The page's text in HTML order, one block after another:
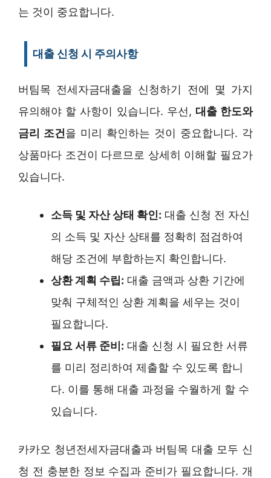
는 것이 중요합니다.
대출 신청 시 주의사항
버팀목 전세자금대출을 신청하기 전에 몇 가지
유의해야 할 사항이 있습니다. 우선, 대출 한도와
금리 조건을 미리 확인하는 것이 중요합니다. 각
상품마다 조건이 다르므로 상세히 이해할 필요가
있습니다.
소득 및 자산 상태 확인: 대출 신청 전 자신
의 소득 및 자산 상태를 정확히 점검하여
해당 조건에 부합하는지 확인합니다.
상환 계획 수립: 대출 금액과 상환 기간에
맞춰 구체적인 상환 계획을 세우는 것이
필요합니다.
필요 서류 준비: 대출 신청 시 필요한 서류
를 미리 정리하여 제출할 수 있도록 합니
다. 이를 통해 대출 과정을 수월하게 할 수
있습니다.
카카오 청년전세자금대출과 버팀목 대출 모두 신
청 전 충분한 정보 수집과 준비가 필요합니다. 개